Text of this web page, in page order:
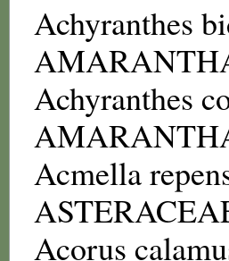
Achyranthes
Achyranthes
Acmella
Acorus